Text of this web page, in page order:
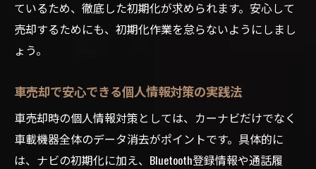
ているため、徹底した初期化が求められます。安心して
売却するためにも、初期化作業を怠らないようにしまし
ょう。
車売却で安心できる個人情報対策の実践法
車売却時の個人情報対策としては、カーナビだけでなく
車載機器全体のデータ消去がポイントです。具体的に
は、ナビの初期化に加え、Bluetooth登録情報や通話履